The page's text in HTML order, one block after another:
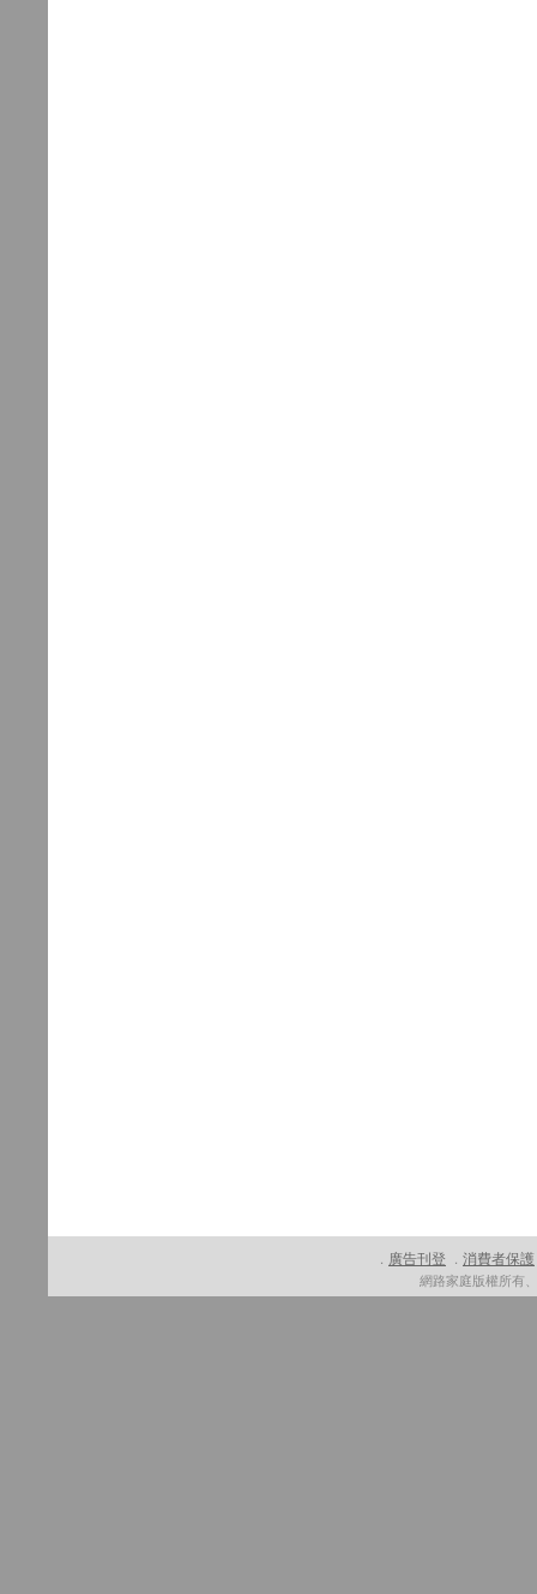
廣告刊登 消費者保護
網路家庭版權所有